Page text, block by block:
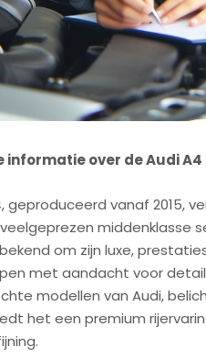
informatie over de Audi A4
geproduceerd vanaf 2015,
veelgeprezen middenklasse
om zijn luxe,
met aandacht voor
modellen van Audi,
het een premium